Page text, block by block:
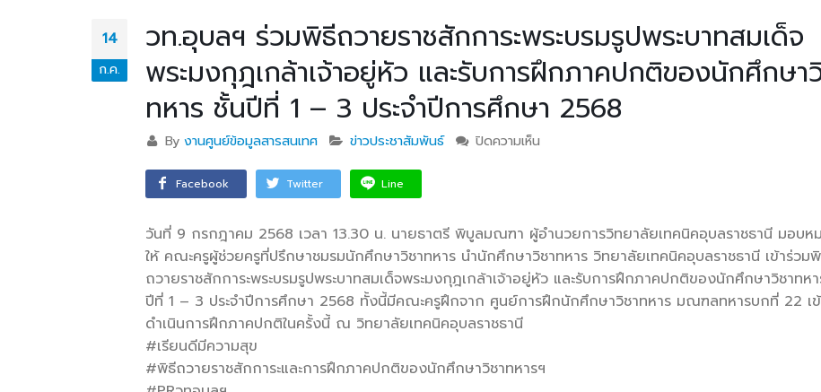
14
ก.ค.
วท.อุบลฯ ร่วมพิธีถวายราชสักการะพระบรมรูปพระบาทสมเด็จ
พระมงกุฎเกล้าเจ้าอยู่หัว และรับการฝึกภาคปกติของนักศึกษา
ทหาร ชั้นปีที่ 1 – 3 ประจำปีการศึกษา 2568
Byงานศูนย์ข้อมูลสารสนเทศ ข่าวประชาสัมพันธ์ ปิดความเห็น
Facebook Twitter Line
วันที่ 9 กรกฎาคม 2568 เวลา 13.30 น. นายธาตรี พิบูลมณฑา ผู้อำนวยการวิทยาลัยเทคนิคอุบลราชธานี มอบห
ให้ คณะครูผู้ช่วยครูที่ปรึกษาชมรมนักศึกษาวิชาทหาร นำนักศึกษาวิชาทหาร วิทยาลัยเทคนิคอุบลราชธานี เข้าร่วม
ถวายราชสักการะพระบรมรูปพระบาทสมเด็จพระมงกุฎเกล้าเจ้าอยู่หัว และรับการฝึกภาคปกติของนักศึกษาวิชาทห
ปีที่ 1 – 3 ประจำปีการศึกษา 2568 ทั้งนี้มีคณะครูฝึกจาก ศูนย์การฝึกนักศึกษาวิชาทหาร มณฑลทหารบกที่ 22 เ
ดำเนินการฝึกภาคปกติในครั้งนี้ ณ วิทยาลัยเทคนิคอุบลราชธานี
#เรียนดีมีความสุข
#พิธีถวายราชสักการะและการฝึกภาคปกติของนักศึกษาวิชาทหารฯ